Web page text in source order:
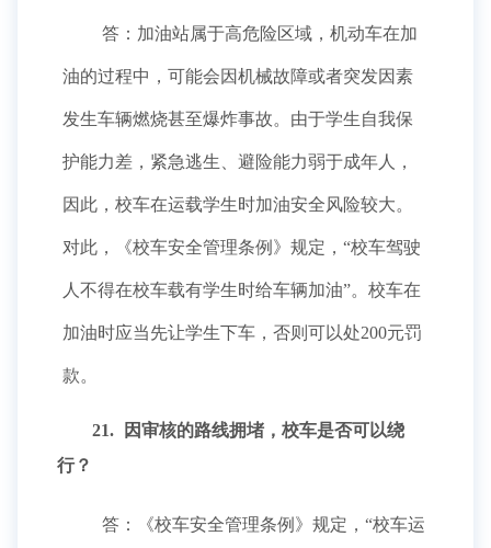
答：加油站属于高危险区域，机动车在加
油的过程中，可能会因机械故障或者突发因素
发生车辆燃烧甚至爆炸事故。由于学生自我保
护能力差，紧急逃生、避险能力弱于成年人，
因此，校车在运载学生时加油安全风险较大。
对此，《校车安全管理条例》规定，“校车驾驶
人不得在校车载有学生时给车辆加油”。校车在
加油时应当先让学生下车，否则可以处200元罚
款。
21.
因审核的路线拥堵，校车是否可以绕
行？
答：《校车安全管理条例》规定，“校车运